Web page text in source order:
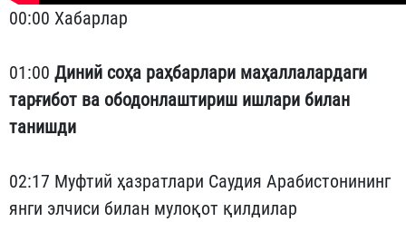
00:00 Хабарлар
01:00 Диний соҳа раҳбарлари маҳаллалардаги
тарғибот ва ободонлаштириш ишлари билан
танишди
02:17 Муфтий ҳазратлари Саудия Арабистонининг
янги элчиси билан мулоқот қилдилар